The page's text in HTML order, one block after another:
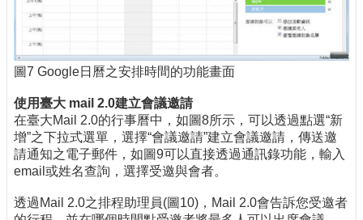
圖7 Google日曆之安排時間的功能畫面
使用臺大 mail 2.0建立會議邀請
在臺大Mail 2.0的行事曆中，如圖8所示，可以透過點選“新
增”之下拉式選單，選擇“會議邀請”建立會議邀請，傳送邀
請通知之電子郵件，如圖9可以直接透過通訊錄功能，輸入
email或姓名查詢，選擇受邀與會者。
透過Mail 2.0之排程助理員(圖10)，Mail 2.0會告訴您受邀者